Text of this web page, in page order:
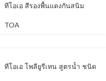
ทีโอเอ สีรองพื้นแดงกันสนิม
TOA
ทีโอเอ โพลียูรีเทน สูตรน้ำ ชนิด